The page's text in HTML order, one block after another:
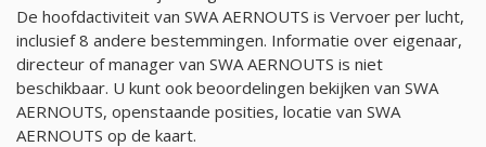
De hoofdactiviteit van SWA AERNOUTS is Vervoer per lucht,
inclusief 8 andere bestemmingen. Informatie over eigenaar,
directeur of manager van SWA AERNOUTS is niet
beschikbaar. U kunt ook beoordelingen bekijken van SWA
AERNOUTS, openstaande posities, locatie van SWA
AERNOUTS op de kaart.